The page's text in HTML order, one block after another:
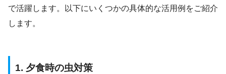
で活躍します。以下にいくつかの具体的な活用例をご紹介
します。
1. 夕食時の虫対策